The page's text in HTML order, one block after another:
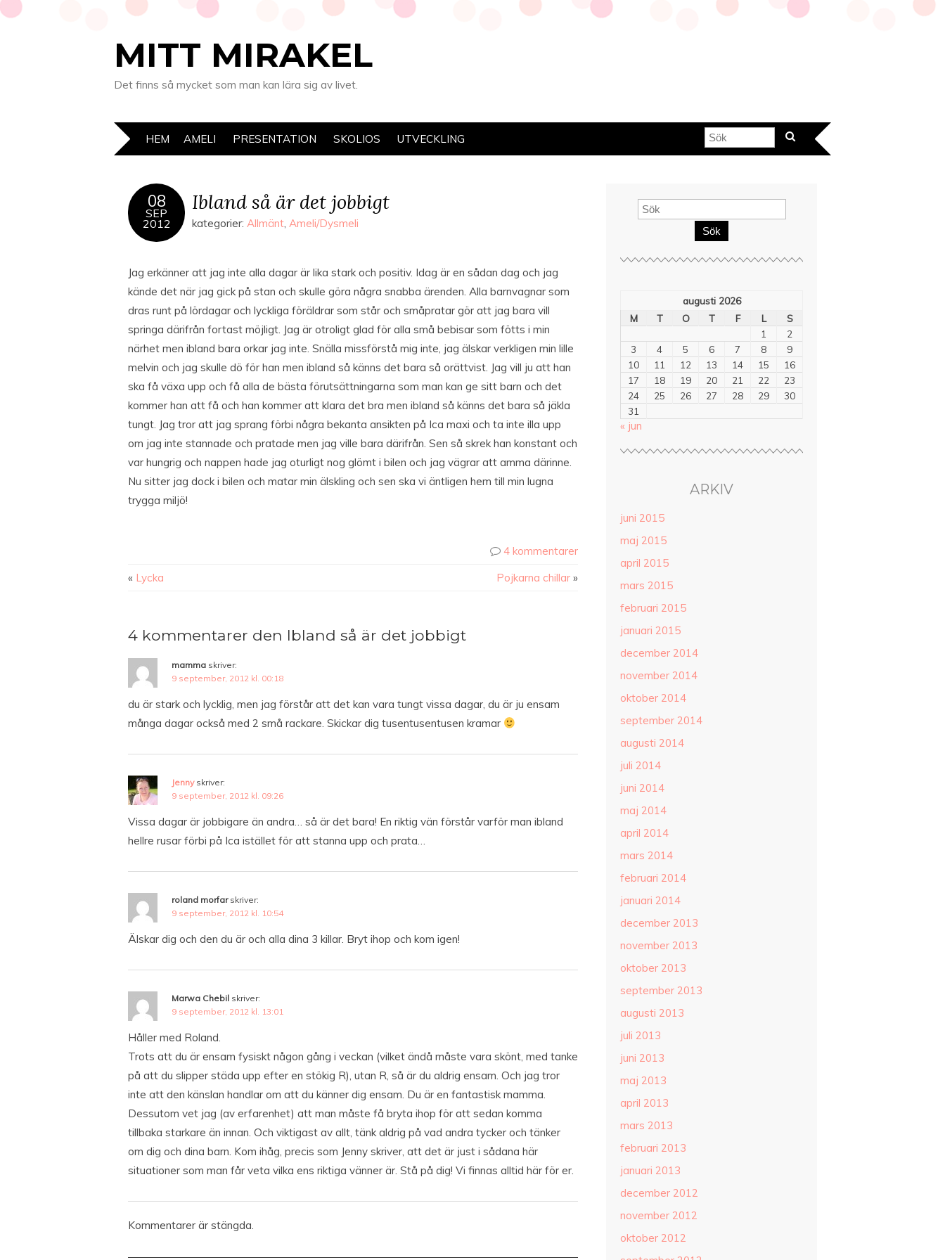
MITT MIRAKEL
Det finns så mycket som man kan lära sig av livet.
HEM AMELI PRESENTATION SKOLIOS UTVECKLING
08
SEP
2012
Ibland så är det jobbigt
kategorier: Allmänt, Ameli/Dysmeli
Jag erkänner att jag inte alla dagar är lika stark och positiv. Idag är en sådan dag och jag
kände det när jag gick på stan och skulle göra några snabba ärenden. Alla barnvagnar som
dras runt på lördagar och lyckliga föräldrar som står och småpratar gör att jag bara vill
springa därifrån fortast möjligt. Jag är otroligt glad för alla små bebisar som fötts i min
närhet men ibland bara orkar jag inte. Snälla missförstå mig inte, jag älskar verkligen min lille
melvin och jag skulle dö för han men ibland så känns det bara så orättvist. Jag vill ju att han
ska få växa upp och få alla de bästa förutsättningarna som man kan ge sitt barn och det
kommer han att få och han kommer att klara det bra men ibland så känns det bara så jäkla
tungt. Jag tror att jag sprang förbi några bekanta ansikten på Ica maxi och ta inte illa upp
om jag inte stannade och pratade men jag ville bara därifrån. Sen så skrek han konstant och
var hungrig och nappen hade jag oturligt nog glömt i bilen och jag vägrar att amma därinne.
Nu sitter jag dock i bilen och matar min älskling och sen ska vi äntligen hem till min lugna
trygga miljö!
4 kommentarer
« Lycka Pojkarna chillar »
4 kommentarer den Ibland så är det jobbigt
mamma skriver:
9 september, 2012 kl. 00:18
du är stark och lycklig, men jag förstår att det kan vara tungt vissa dagar, du är ju ensam
många dagar också med 2 små rackare. Skickar dig tusentusentusen kramar
Jenny skriver:
9 september, 2012 kl. 09:26
Vissa dagar är jobbigare än andra… så är det bara! En riktig vän förstår varför man ibland
hellre rusar förbi på Ica istället för att stanna upp och prata…
roland morfar skriver:
9 september, 2012 kl. 10:54
Älskar dig och den du är och alla dina 3 killar. Bryt ihop och kom igen!
Marwa Chebil skriver:
9 september, 2012 kl. 13:01
Håller med Roland.
Trots att du är ensam fysiskt någon gång i veckan (vilket ändå måste vara skönt, med tanke
på att du slipper städa upp efter en stökig R), utan R, så är du aldrig ensam. Och jag tror
inte att den känslan handlar om att du känner dig ensam. Du är en fantastisk mamma.
Dessutom vet jag (av erfarenhet) att man måste få bryta ihop för att sedan komma
tillbaka starkare än innan. Och viktigast av allt, tänk aldrig på vad andra tycker och tänker
om dig och dina barn. Kom ihåg, precis som Jenny skriver, att det är just i sådana här
situationer som man får veta vilka ens riktiga vänner är. Stå på dig! Vi finnas alltid här för er.
Kommentarer är stängda.
Sök
augusti 2026
M
T O T F L
S
1
2
3
4 5 6 7 8
9
10
11 12 13 14 15
16
17
18 19 20 21 22
23
24
25 26 27 28 29
30
31
« jun
ARKIV
juni 2015
maj 2015
april 2015
mars 2015
februari 2015
januari 2015
december 2014
november 2014
oktober 2014
september 2014
augusti 2014
juli 2014
juni 2014
maj 2014
april 2014
mars 2014
februari 2014
januari 2014
december 2013
november 2013
oktober 2013
september 2013
augusti 2013
juli 2013
juni 2013
maj 2013
april 2013
mars 2013
februari 2013
januari 2013
december 2012
november 2012
oktober 2012